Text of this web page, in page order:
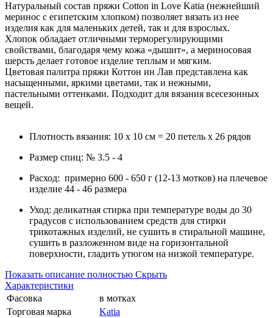
Натуральный состав пряжи Cotton in Love Katia (нежнейший
меринос с египетским хлопком) позволяет вязать из нее
изделия как для маленьких детей, так и для взрослых.
Хлопок обладает отличными терморегулирующими
свойствами, благодаря чему кожа «дышит», а мериносовая
шерсть делает готовое изделие теплым и мягким.
Цветовая палитра пряжи Коттон ин Лав представлена как
насыщенными, яркими цветами, так и нежными,
пастельными оттенками. Подходит для вязания всесезонных
вещей.
Плотность вязания: 10 х 10 см = 20 петель х 26 рядов
Размер спиц: № 3.5 - 4
Расход: примерно 600 - 650 г (12-13 мотков) на плечевое
изделие 44 - 46 размера
Уход: деликатная стирка при температуре воды до 30
градусов с использованием средств для стирки
трикотажных изделий, не сушить в стиральной машине,
сушить в разложенном виде на горизонтальной
поверхности, гладить утюгом на низкой температуре.
Показать описание полностью Скрыть
Характеристики
Фасовка
в мотках
Торговая марка
Katia